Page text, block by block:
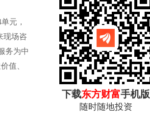
元，
现场咨
务为中
值、
下载东方财富手机版
随时随地投资